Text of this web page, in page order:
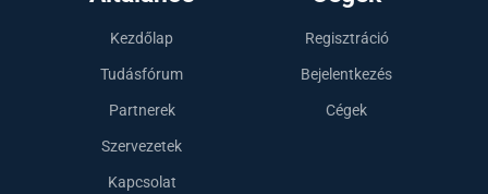
Kezdőlap
Tudásfórum
Partnerek
Szervezetek
Kapcsolat
Regisztráció
Bejelentkezés
Cégek